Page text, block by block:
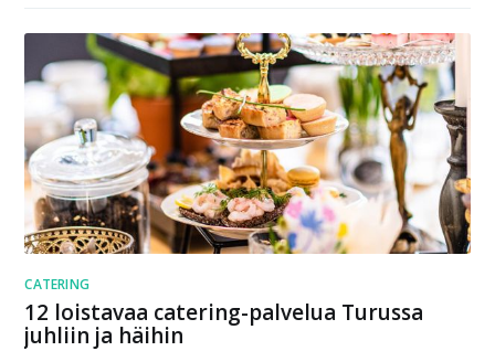
CATERING
12 loistavaa catering-palvelua Turussa
juhliin ja häihin